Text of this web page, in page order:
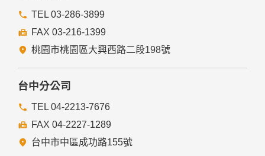
前項但書之情形包括不限於：
經由您書面同意。
法律明文規定。
與公務機關或學術研究機構合作，基於公共利益為統計或學術
研究而有必要，且資料經過提供者處理或蒐集者依其揭露方式
無從識別特定之當事人。
當您在網站的行為，違反服務條款或可能損害或妨礙網站與其
揭露您的個人資料是為了辨識、聯絡或採取法律行動所必要
者。
TEL 03-286-3899
FAX 03-216-1399
桃園市桃園區大興西路二段198號
台中分公司
TEL 04-2213-7676
FAX 04-2227-1289
台中市中區成功路155號